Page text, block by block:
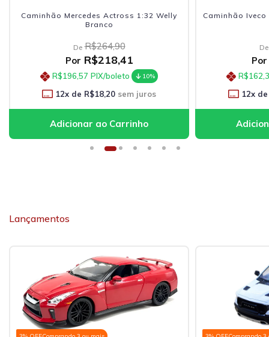
Caminhão Mercedes Actross 1:32 Welly
Branco
De R$264,90
Por R$218,41
R$196,57 PIX/boleto 10%
12x de R$18,20 sem juros
Caminhão
De
Por
12x de
Lançamentos